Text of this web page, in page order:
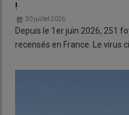
!
30 juillet 2026
Depuis le 1er juin 2026, 251
recensés en France. Le virus